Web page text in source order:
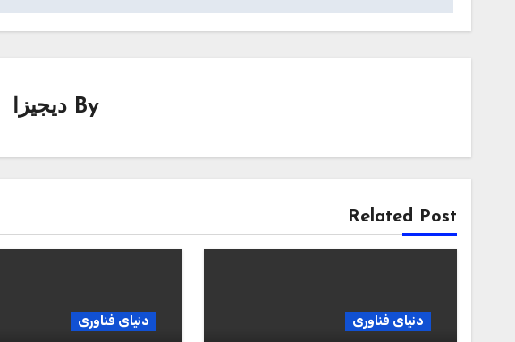
By دیجیزا
Related Post
دنیای فناوری دنیای فناوری